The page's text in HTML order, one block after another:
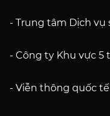
- Trung tâm Dịch vụ
- Công ty Khu vực 5
- Viễn thông quốc tế